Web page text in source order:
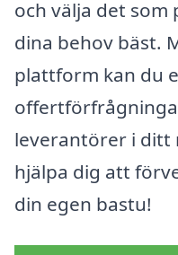
och välja det som
dina behov bäst.
plattform kan du
leverantörer i ditt
hjälpa dig att
din egen bastu!